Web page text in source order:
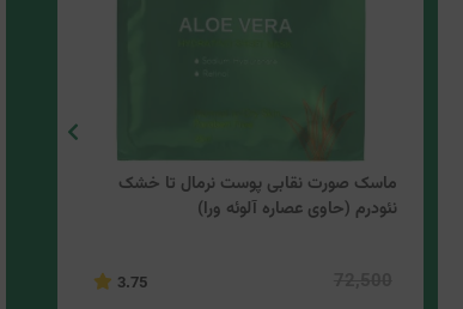
ماسک صورت نقابی پوست نرمال تا خشک
نئودرم (حاوی عصاره آلوئه ورا)
3.75